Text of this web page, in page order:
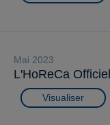
mai 2023
L'HoReCa
Visualiser